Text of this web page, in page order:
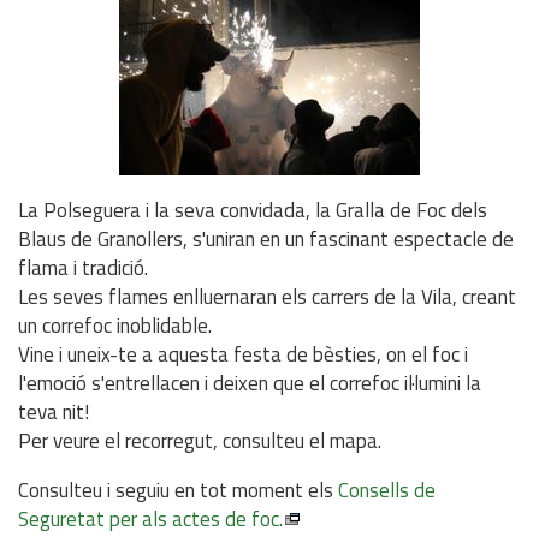
La Polseguera i la seva convidada, la Gralla de Foc dels
Blaus de Granollers, s'uniran en un fascinant espectacle de
flama i tradició.
Les seves flames enlluernaran els carrers de la Vila, creant
un correfoc inoblidable.
Vine i uneix-te a aquesta festa de bèsties, on el foc i
l'emoció s'entrellacen i deixen que el correfoc il·lumini la
teva nit!
Per veure el recorregut, consulteu el mapa.
Consulteu i seguiu en tot moment elsConsells de
Seguretat per als actes de foc.